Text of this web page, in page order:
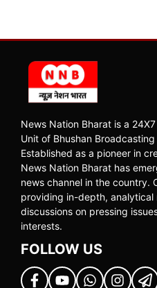
News Nation Bharat is a
Unit of Bhushan
Established as a pioneer in
News Nation Bharat has
news channel in the country.
providing in-depth,
discussions on pressing
interests.
FOLLOW US